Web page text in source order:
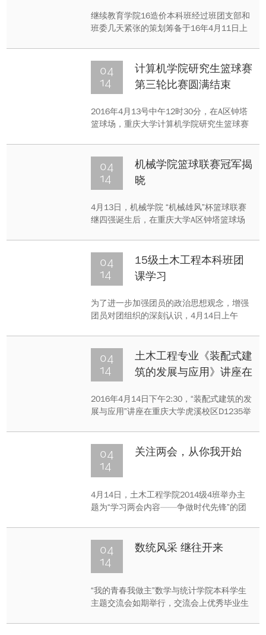
继续教育学院16造价本科班经过班团支部和
班委几天紧张的策划筹备于16年4月11日上
16级造价班全员积极参与活动无一缺席，班
主任张婉珠也出席了本次活动，活动有团支
部书记主持。
04
14
计算机学院研究生篮球赛
第三轮比赛圆满结束
2016年4月13号中午12时30分，在A区钟塔
篮球场，重庆大学计算机学院研究生篮球赛
04
14
机械学院篮球联赛冠军揭
晓
4月13日，机械学院 “机械雄风”杯篮球联赛
继四强诞生后，在重庆大学A区钟塔篮球场
赛的冠军、亚军、季军终于诞生，他们分别
是管理3班、传动2班、传动3班。
04
14
15级土木工程本科班团
课学习
为了进一步加强团员的政治思想观念，增强
团员对团组织的深刻认识，4月14日上午
开展了一个课时的团课学习。此次学习由校
团支部书记李杨和班团支部肖鹏飞共同主
持。全班22名团员和全班同学均按时参加。
04
14
土木工程专业《装配式建
筑的发展与应用》讲座在
2016年4月14日下午2:30，“装配式建筑的发
展与应用”讲座在重庆大学虎溪校区D1235举
配式建筑与BIM系统的结合这四个方面对装
配式建筑进行了讲解。
04
14
关注两会，从你我开始
4月14日，土木工程学院2014级4班举办主
题为“学习两会内容——争做时代先锋”的团
04
14
数统风采 继往开来
“我的青春我做主”数学与统计学院本科学生
主题交流会如期举行，交流会上优秀毕业生